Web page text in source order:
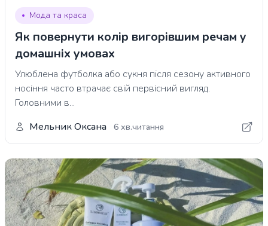
Мода та краса
Як повернути колір вигорівшим речам у
домашніх умовах
Улюблена футболка або сукня після сезону активного
носіння часто втрачає свій первісний вигляд.
Головними в...
Мельник Оксана
6 хв.читання